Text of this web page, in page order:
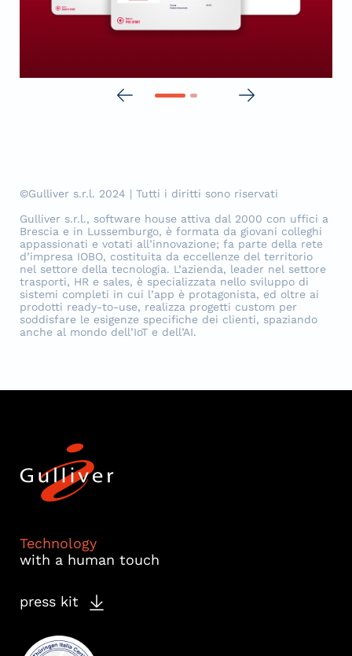
©Gulliver s.r.l. 2024 | Tutti i diritti sono riservati
Gulliver s.r.l., software house attiva dal 2000 con uffici a
Brescia e in Lussemburgo, è formata da giovani colleghi
appassionati e votati all’innovazione; fa parte della rete
d’impresa IOBO, costituita da eccellenze del territorio
nel settore della tecnologia. L’azienda, leader nel settore
trasporti, HR e sales, è specializzata nello sviluppo di
sistemi completi in cui l’app è protagonista, ed oltre ai
prodotti ready-to-use, realizza progetti custom per
soddisfare le esigenze specifiche dei clienti, spaziando
anche al mondo dell’IoT e dell’AI.
Technology
with a human touch
press kit